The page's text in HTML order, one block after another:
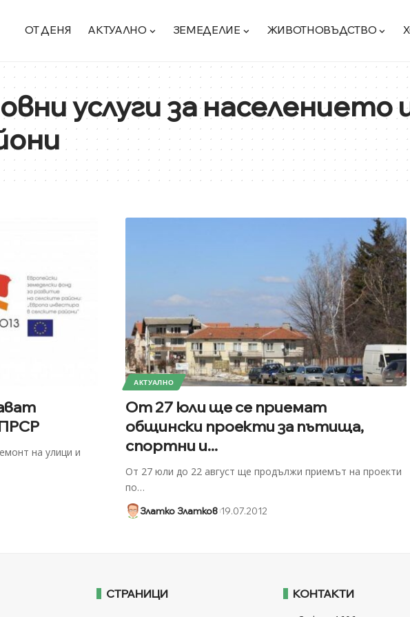
ОТ ДЕНЯ АКТУАЛНО ЗЕМЕДЕЛИЕ ЖИВОТНОВЪДСТВО
услуги за населението
на улици и
АКТУАЛНО
От 27 юли ще се приемат
общински проекти за пътища,
спортни и...
От 27 юли до 22 август ще продължи приемът на проекти
по…
Златко Златков 19.07.2012
СТРАНИЦИ КОНТАКТИ